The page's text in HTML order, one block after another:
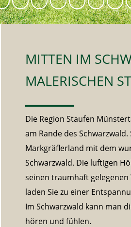
MITTEN IM
MALERISCHEN
Die Region Staufen
am Rande des
Markgräflerland mit dem
Schwarzwald. Die luftigen
seinen traumhaft
laden Sie zu einer
Im Schwarzwald kann man
hören und fühlen.